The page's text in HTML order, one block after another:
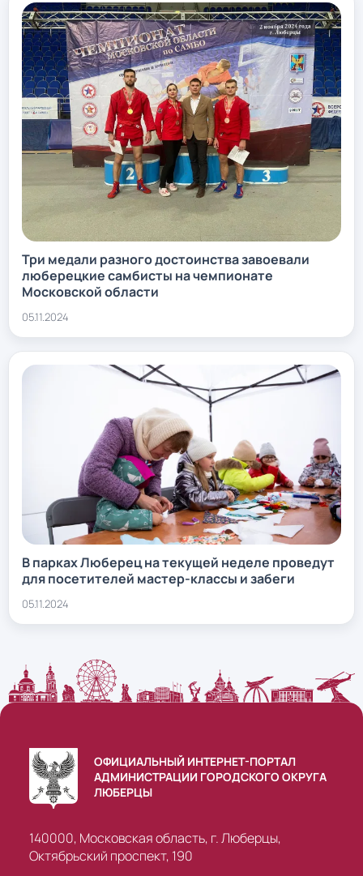
Три медали разного достоинства завоевали
люберецкие самбисты на чемпионате
Московской области
05.11.2024
В парках Люберец на текущей неделе проведут
для посетителей мастер-классы и забеги
05.11.2024
ОФИЦИАЛЬНЫЙ ИНТЕРНЕТ-ПОРТАЛ
АДМИНИСТРАЦИИ ГОРОДСКОГО ОКРУГА
ЛЮБЕРЦЫ
140000, Московская область, г. Люберцы,
Октябрьский проспект, 190